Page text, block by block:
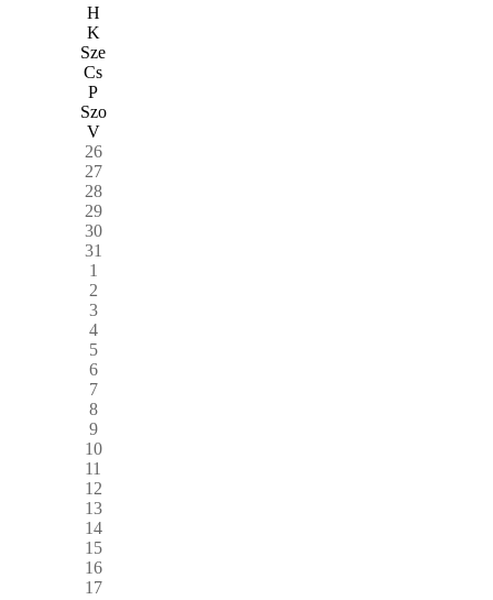
H
K
Sze
Cs
P
Szo
V
26
27
28
29
30
31
1
2
3
4
5
6
7
8
9
10
11
12
13
14
15
16
17